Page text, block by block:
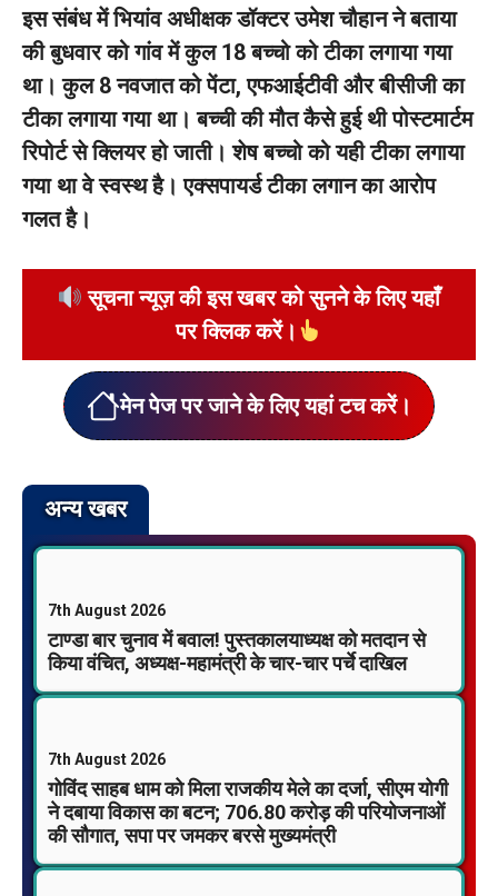
इस संबंध में भियांव अधीक्षक डॉक्टर उमेश चौहान ने बताया
की बुधवार को गांव में कुल 18 बच्चो को टीका लगाया गया
था। कुल 8 नवजात को पेंटा, एफआईटीवी और बीसीजी का
टीका लगाया गया था। बच्ची की मौत कैसे हुई थी पोस्टमार्टम
रिपोर्ट से क्लियर हो जाती। शेष बच्चो को यही टीका लगाया
गया था वे स्वस्थ है। एक्सपायर्ड टीका लगान का आरोप
गलत है।
सूचना न्यूज़ की इस खबर को सुनने के लिए यहाँ
पर क्लिक करें।
मेन पेज पर जाने के लिए यहां टच करें।
अन्य खबर
7th August 2026
टाण्डा बार चुनाव में बवाल! पुस्तकालयाध्यक्ष को मतदान से
किया वंचित, अध्यक्ष-महामंत्री के चार-चार पर्चे दाखिल
7th August 2026
गोविंद साहब धाम को मिला राजकीय मेले का दर्जा, सीएम योगी
ने दबाया विकास का बटन; 706.80 करोड़ की परियोजनाओं
की सौगात, सपा पर जमकर बरसे मुख्यमंत्री